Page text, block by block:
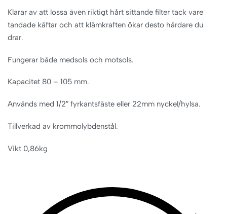
Klarar av att lossa även riktigt hårt sittande filter tack vare
tandade käftar och att klämkraften ökar desto hårdare du
drar.
Fungerar både medsols och motsols.
Kapacitet 80 – 105 mm.
Används med 1/2″ fyrkantsfäste eller 22mm nyckel/hylsa.
Tillverkad av krommolybdenstål.
Vikt 0,86kg